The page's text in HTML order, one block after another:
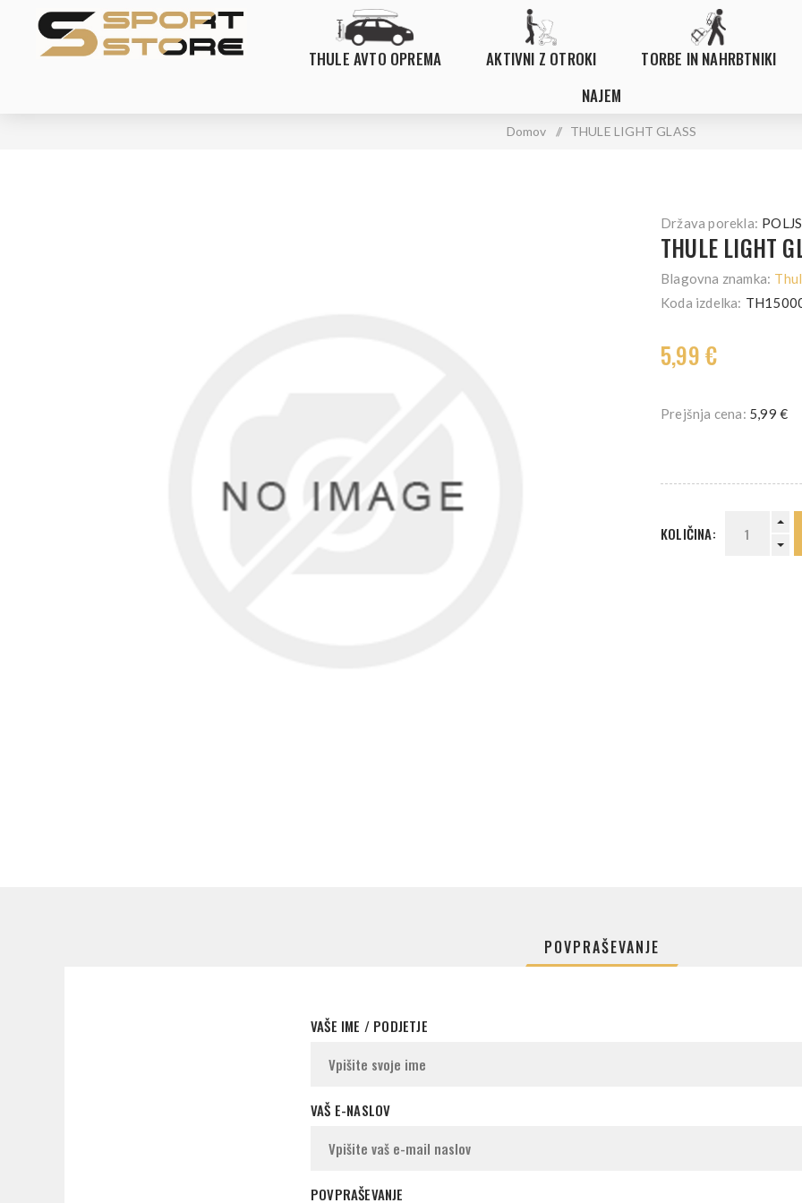
THULE AVTO OPREMA AKTIVNI Z OTROKI
TORBE IN NAHRBTNIKI
NAJEM
Domov / THULE LIGHT GLASS
Država porekla:
THULE LIGHT
Blagovna znamka:
Koda izdelka:
5,99 €
Prejšnja cena: 5,99 €
KOLIČINA:
POVPRAŠEVANJE
VAŠE IME / PODJETJE
VAŠ E-NASLOV
POVPRAŠEVANJE